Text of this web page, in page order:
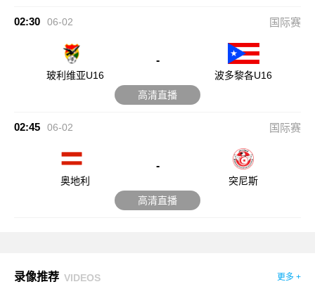
02:30 06-02 国际赛
玻利维亚U16
-
波多黎各U16
高清直播
02:45 06-02 国际赛
奥地利
-
突尼斯
高清直播
录像推荐 VIDEOS 更多 +